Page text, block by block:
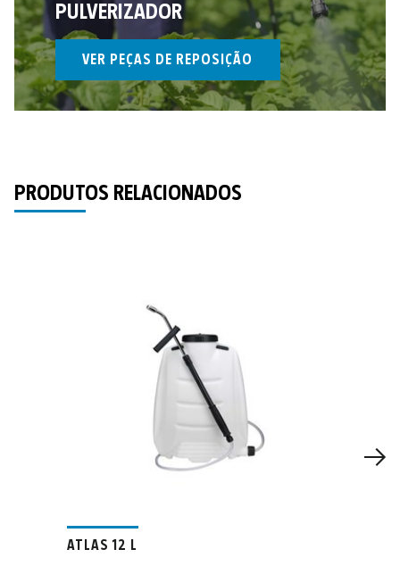
PULVERIZADOR
VER PEÇAS DE REPOSIÇÃO
PRODUTOS RELACIONADOS
ATLAS 12 L